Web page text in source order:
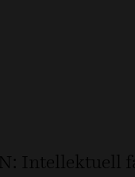
Intellektuell